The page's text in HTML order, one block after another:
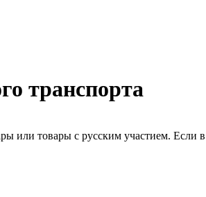
транспорта
или товары с русским участием. Если в